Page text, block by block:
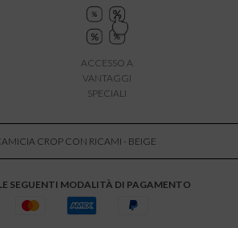
ACCESSO A
VANTAGGI
SPECIALI
CROP CON RICAMI - BEIGE
SEGUENTI MODALITÀ DI PAGAMENTO